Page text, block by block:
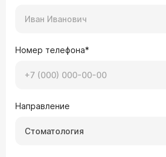
Номер телефона*
Направление
Стоматология